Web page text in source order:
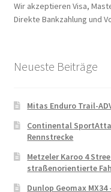
Wir akzeptieren Visa,
Direkte Bankzahlung und
Neueste Beiträge
Mitas Enduro Trail-
Continental
Rennstrecke
Metzeler Karoo 4
straßenorientierte
Dunlop Geomax